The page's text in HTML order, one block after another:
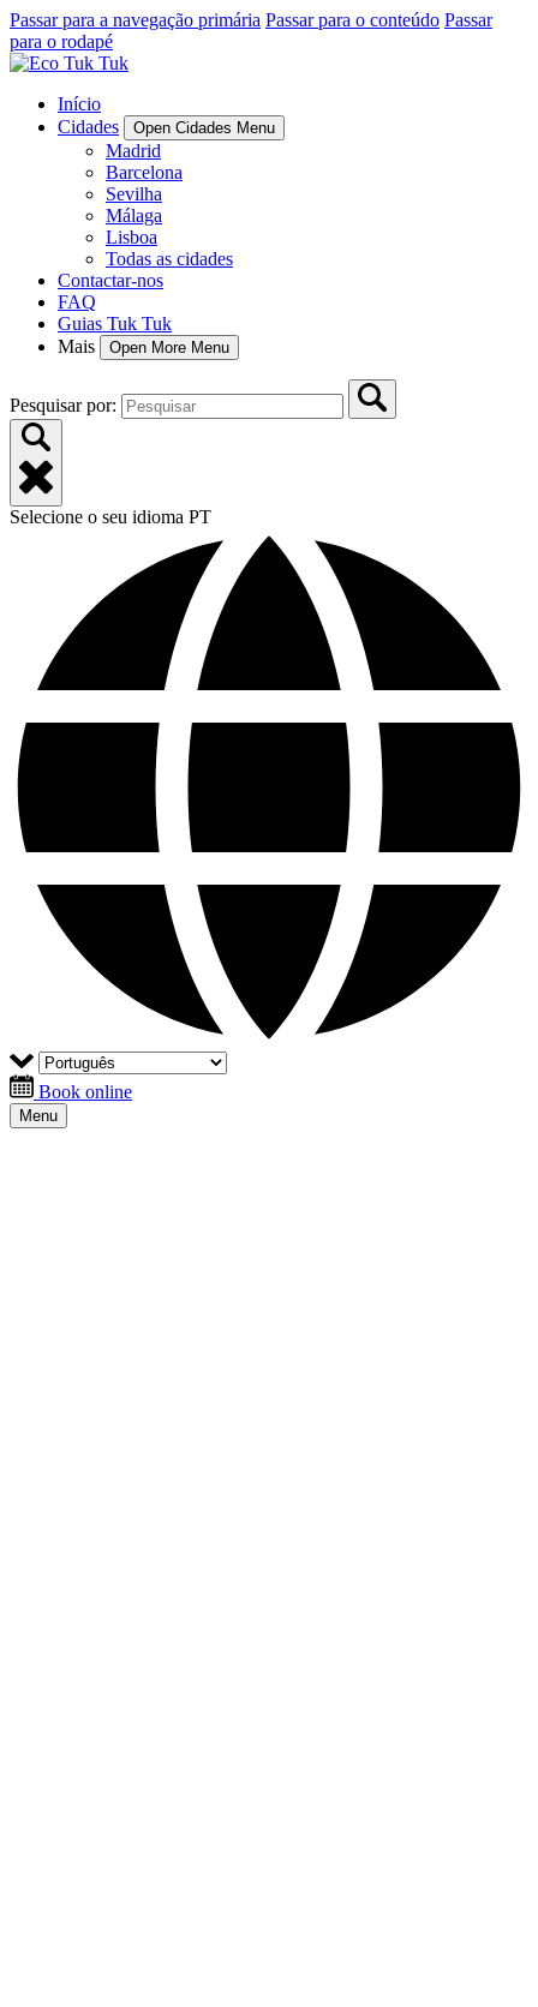
Passar para a navegação primária Passar para o conteúdo Passar
para o rodapé
Início
Cidades
Open Cidades Menu
Madrid
Barcelona
Sevilha
Málaga
Lisboa
Todas as cidades
Contactar-nos
FAQ
Guias Tuk Tuk
Mais
Open More Menu
Pesquisar por:
Selecione o seu idioma PT
Book online
Menu